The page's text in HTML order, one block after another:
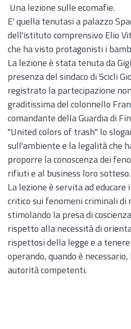
Una lezione sulle ecomafie.
E' quella tenutasi a palazzo
dell'istituto comprensivo Elio
che ha visto protagonisti i
La lezione è stata tenuta da
presenza del sindaco di Scicli
registrato la partecipazione
graditissima del colonnello
comandante della Guardia di
"United colors of trash" lo
sull'ambiente e la legalità che
proporre la conoscenza dei
rifiuti e al business loro sotteso.
La lezione è servita ad educare
critico sui fenomeni criminali
stimolando la presa di
rispetto alla necessità di
rispettosi della legge e a
operando, quando è
autorità competenti.